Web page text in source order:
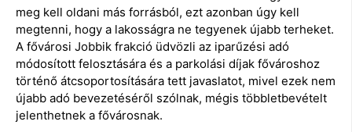
meg kell oldani más forrásból, ezt azonban úgy kell
megtenni, hogy a lakosságra ne tegyenek újabb terheket.
A fővárosi Jobbik frakció üdvözli az iparűzési adó
módosított felosztására és a parkolási díjak fővároshoz
történő átcsoportosítására tett javaslatot, mivel ezek nem
újabb adó bevezetéséről szólnak, mégis többletbevételt
jelenthetnek a fővárosnak.